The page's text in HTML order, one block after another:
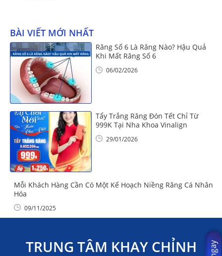
BÀI VIẾT MỚI NHẤT
Răng Số 6 Là Răng Nào? Hậu Quả
Khi Mất Răng Số 6
06/02/2026
Tẩy Trắng Răng Đón Tết Chỉ Từ
999K Tại Nha Khoa Vinalign
29/01/2026
Mỗi Khách Hàng Cần Có Một Kế Hoạch Niềng Răng Cá Nhân
Hóa
09/11/2025
TRUNG TÂM KHAY CHỈNH